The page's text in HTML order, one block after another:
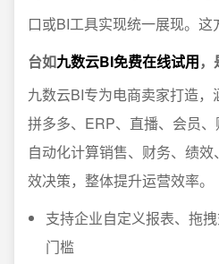
口或BI工具实现统一展现。这
台如九数云BI免费在线试用，
九数云BI专为电商卖家打造，
拼多多、ERP、直播、会员、
自动化计算销售、财务、绩
效决策，整体提升运营效率。
支持企业自定义报表、拖
门槛